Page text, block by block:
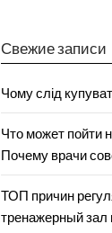
Свежие записи
Чому слід
Что может пойти
Почему врачи
ТОП причин
тренажерный зал